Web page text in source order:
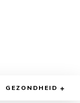
GEZONDHEID